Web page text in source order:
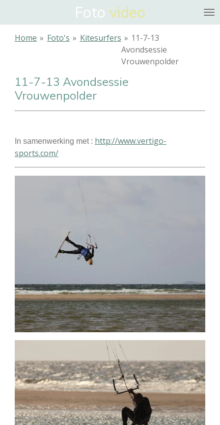
naar
Foto video
Home » Foto's » Kitesurfers » 11-7-13
Avondsessie
Vrouwenpolder
11-7-13 Avondsessie
Vrouwenpolder
In samenwerking met : http://www.vertigo-
sports.com/